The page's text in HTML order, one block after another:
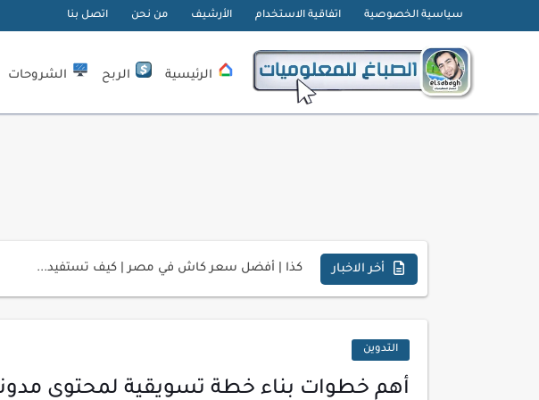
سياسية الخصوصية اتفاقية الاستخدام الأرشيف من نحن اتصل بنا
الرئيسية الربح الشروحات
أخر الاخبار أفضل طرق الربح من التدوين للمبتدئين
أسرار اختيار لوحة مفاتيح تناسب عملك اليومي
التدوين
أهم خطوات بناء خطة تسويقية لمحتوى